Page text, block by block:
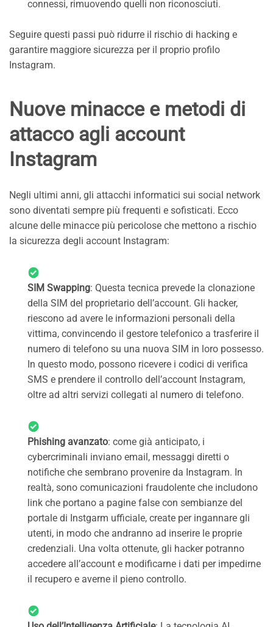
connessi, rimuovendo quelli non riconosciuti.
Seguire questi passi può ridurre il rischio di hacking e
garantire maggiore sicurezza per il proprio profilo
Instagram.
Nuove minacce e metodi di
attacco agli account
Instagram
Negli ultimi anni, gli attacchi informatici sui social network
sono diventati sempre più frequenti e sofisticati. Ecco
alcune delle minacce più pericolose che mettono a rischio
la sicurezza degli account Instagram:
SIM Swapping: Questa tecnica prevede la clonazione
della SIM del proprietario dell’account. Gli hacker,
riescono ad avere le informazioni personali della
vittima, convincendo il gestore telefonico a trasferire il
numero di telefono su una nuova SIM in loro possesso.
In questo modo, possono ricevere i codici di verifica
SMS e prendere il controllo dell’account Instagram,
oltre ad altri servizi collegati al numero di telefono.
Phishing avanzato: come già anticipato, i
cybercriminali inviano email, messaggi diretti o
notifiche che sembrano provenire da Instagram. In
realtà, sono comunicazioni fraudolente che includono
link che portano a pagine false con sembianze del
portale di Instgarm ufficiale, create per ingannare gli
utenti, in modo che andranno ad inserire le proprie
credenziali. Una volta ottenute, gli hacker potranno
accedere all’account e modificarne i dati per impedirne
il recupero e averne il pieno controllo.